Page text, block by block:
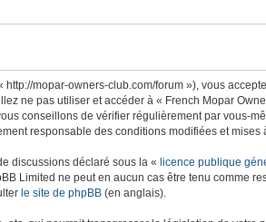
mopar-owners-club.com/forum »), vous
ne pas utiliser et accéder à « French Mopar
conseillons de vérifier régulièrement par vous-
responsable des conditions modifiées et mises
discussions déclaré sous la « licence publique
Limited ne peut en aucun cas être tenu comme
le site de phpBB (en anglais).